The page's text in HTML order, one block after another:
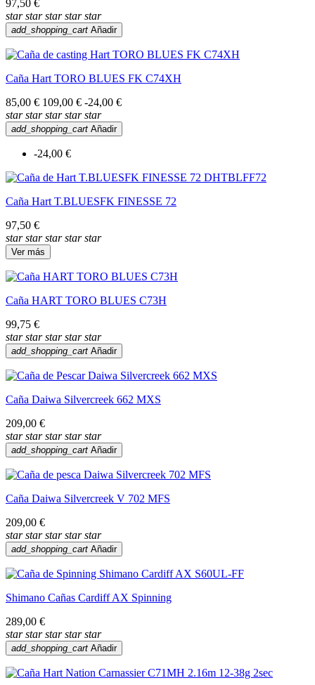
97,50 €
star star star star star
add_shopping_cart Añadir
Caña Hart TORO BLUES FK C74XH
85,00 € 109,00 € -24,00 €
star star star star star
add_shopping_cart Añadir
-24,00 €
Caña Hart T.BLUESFK FINESSE 72
97,50 €
star star star star star
Ver más
Caña HART TORO BLUES C73H
99,75 €
star star star star star
add_shopping_cart Añadir
Caña Daiwa Silvercreek 662 MXS
209,00 €
star star star star star
add_shopping_cart Añadir
Caña Daiwa Silvercreek V 702 MFS
209,00 €
star star star star star
add_shopping_cart Añadir
Shimano Cañas Cardiff AX Spinning
289,00 €
star star star star star
add_shopping_cart Añadir